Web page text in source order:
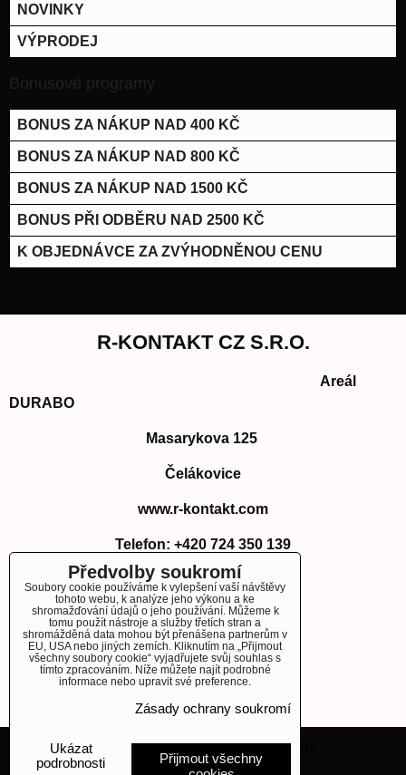
NOVINKY
VÝPRODEJ
Bonusové programy
BONUS ZA NÁKUP NAD 400 KČ
BONUS ZA NÁKUP NAD 800 KČ
BONUS ZA NÁKUP NAD 1500 KČ
BONUS PŘI ODBĚRU NAD 2500 KČ
K OBJEDNÁVCE ZA ZVÝHODNĚNOU CENU
R-KONTAKT CZ S.R.O.
Areál
DURABO
Masarykova 125
Čelákovice
www.r-kontakt.com
Telefon: +420 724 350 139
E-mail: info@r-kontakt.com
info@r-kontakt.com
OBJEDNÁVKY
Předvolby soukromí Zásady ochrany soukromí
Předvolby soukromí
Soubory cookie používáme k vylepšení vaší návštěvy
tohoto webu, k analýze jeho výkonu a ke
shromažďování údajů o jeho používání. Můžeme k
tomu použít nástroje a služby třetích stran a
shromážděná data mohou být přenášena partnerům v
EU, USA nebo jiných zemích. Kliknutím na „Přijmout
všechny soubory cookie“ vyjadřujete svůj souhlas s
tímto zpracováním. Níže můžete najít podrobné
informace nebo upravit své preference.
Zásady ochrany soukromí
Ukázat
podrobnosti
Přijmout všechny